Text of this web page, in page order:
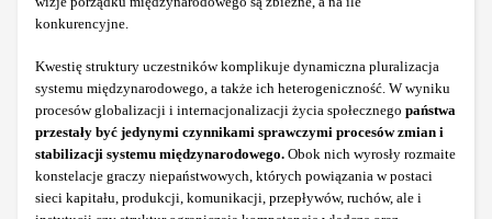
konkurencyjne.
Kwestię struktury uczestników komplikuje dynamiczna pluralizacja
systemu międzynarodowego, a także ich heterogeniczność. W wyniku
procesów globalizacji i internacjonalizacji życia społecznego państwa
przestały być jedynymi czynnikami sprawczymi procesów zmian i
stabilizacji systemu międzynarodowego. Obok nich wyrosły rozmaite
konstelacje graczy niepaństwowych, których powiązania w postaci
sieci kapitału, produkcji, komunikacji, przepływów, ruchów, ale i